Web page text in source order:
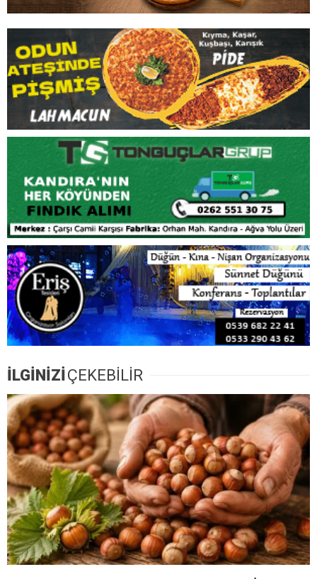
İLGİNİZİ ÇEKEBİLİR